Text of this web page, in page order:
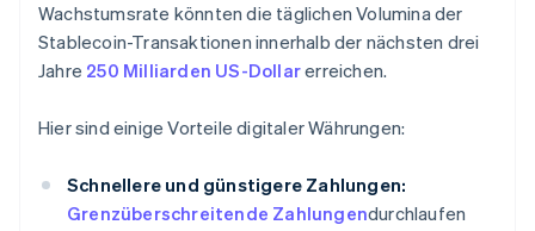
Wachstumsrate könnten die täglichen Volumina der
Stablecoin-Transaktionen innerhalb der nächsten drei
Jahre 250 Milliarden US-Dollarerreichen.
Hier sind einige Vorteile digitaler Währungen:
Schnellere und günstigere Zahlungen:
Grenzüberschreitende Zahlungendurchlaufen